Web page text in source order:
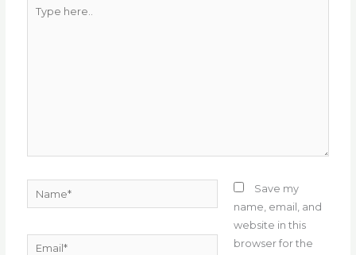
here..
Name*
Email*
Save my
name, email, and
website in this
browser for the